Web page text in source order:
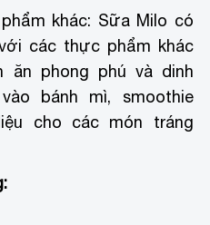
khác: Sữa Milo có
các thực phẩm khác
ăn phong phú và dinh
bánh mì, smoothie
cho các món tráng